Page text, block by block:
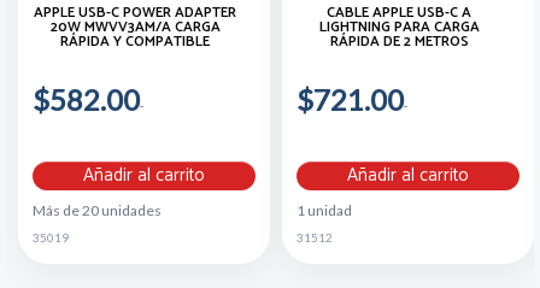
APPLE USB-C POWER ADAPTER
20W MWVV3AM/A CARGA
RÁPIDA Y COMPATIBLE
$582.00
Añadir al carrito
Más de 20 unidades
35019
CABLE APPLE USB-C A
LIGHTNING PARA CARGA
RÁPIDA DE 2 METROS
$721.00
Añadir al carrito
1 unidad
31512